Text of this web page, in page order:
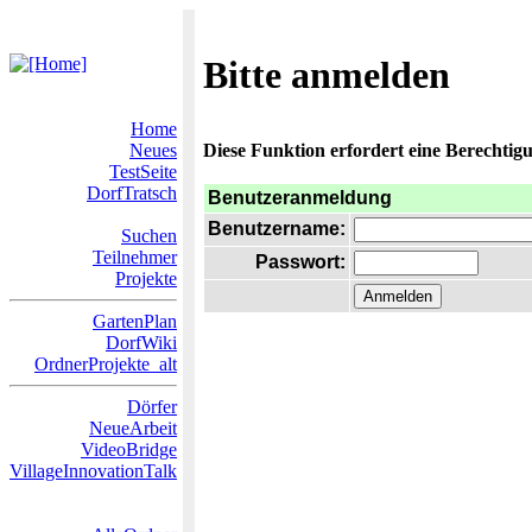
Bitte anmelden
Home
Neues
TestSeite
DorfTratsch
Suchen
Teilnehmer
Projekte
GartenPlan
DorfWiki
OrdnerProjekte_alt
Dörfer
NeueArbeit
VideoBridge
VillageInnovationTalk
Diese Funktion erfordert eine
Benutzeranmeldung
Benutzername:
Passwort: